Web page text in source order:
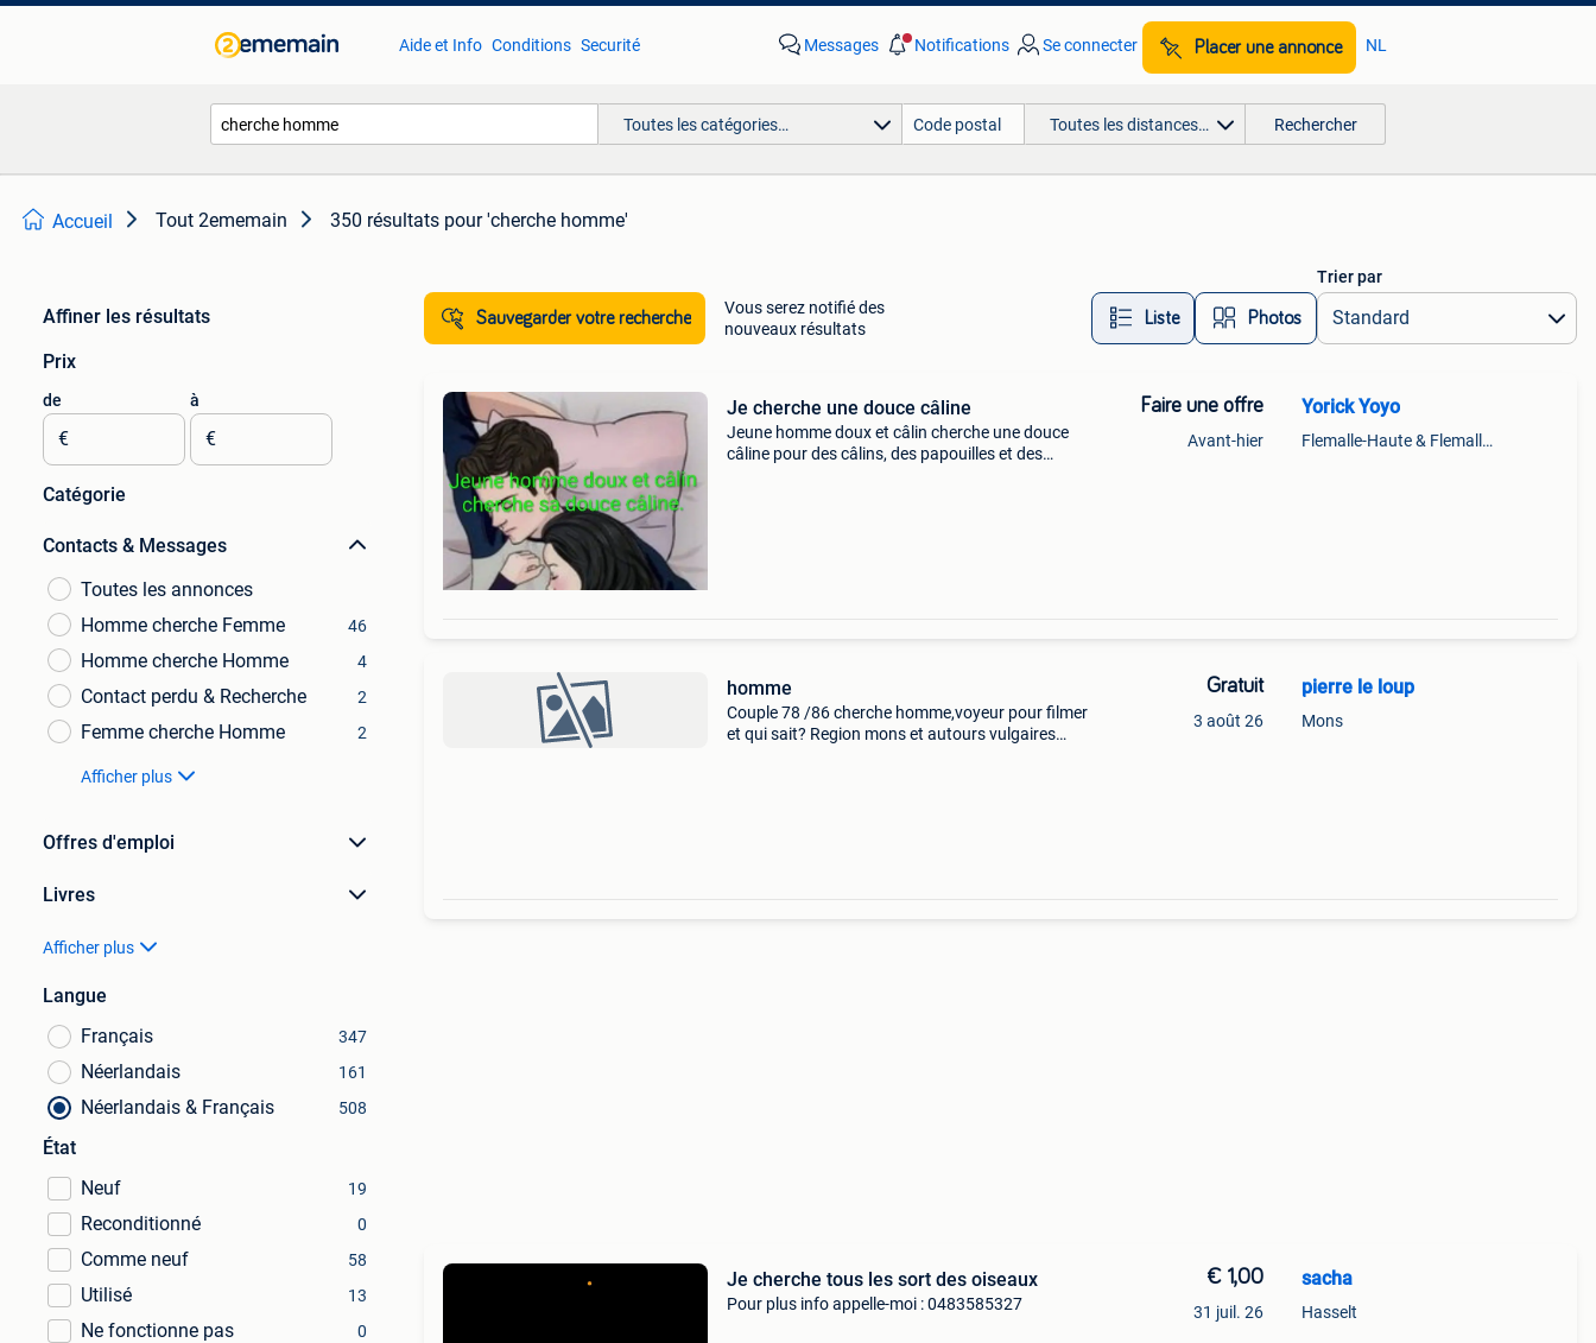
Aide et Info Conditions Securité Messages Notifications Se connecter Placer une annonce NL
Toutes les catégories… Toutes les distances… Rechercher
Accueil Tout 2ememain 350 résultats pour 'cherche homme'
Affiner les résultats
Prix
de
€
à
€
Catégorie
Contacts & Messages
Toutes les annonces
Homme cherche Femme
46
Homme cherche Homme 4
Contact perdu & Recherche 2
Femme cherche Homme 2
Afficher plus
Offres d'emploi
Livres
Afficher plus
Langue
Français
347
Néerlandais 161
Néerlandais & Français 508
État
Neuf
19
Reconditionné 0
Comme neuf 58
Utilisé 13
Ne fonctionne pas 0
Sauvegarder votre recherche
Vous serez notifié des
nouveaux résultats
Liste Photos
Trier par
Je cherche une douce câline
Jeune homme doux et câlin cherche une douce
câline pour des câlins, des papouilles et des
Faire une offre
Avant-hier
Yorick Yoyo
Flemalle-Haute & Flemalle- Grande & Partie Awirs
homme
Couple 78 /86 cherche homme,voyeur pour filmer
et qui sait? Region mons et autours vulgaires
Gratuit
3 août 26
pierre le loup
Mons
Je cherche tous les sort des oiseaux
Pour plus info appelle-moi : 0483585327
€ 1,00
31 juil. 26
sacha
Hasselt